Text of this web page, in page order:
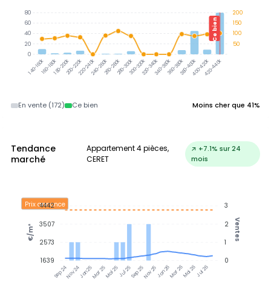
140-160k160-180k180-200k200-220k220-240k240-260k260-280k280-300k300-320k320-340k340-360k360-380k380-400k400-420k420-440k
Ce bien
200
150
100
50
80
60
40
20
0
En vente (172) Ce bien Moins cher que 41%
Tendance
marché
Appartement 4 pièces,
CERET
↗ +7.1% sur 24
mois
Sep 24Nov 24Jan 25Mar 25Mai 25Jul 25Sep 25Nov 25Jan 26Mar 26Mai 26Jul 26
Prix annonce 3
2
1
0
Ventes
4442
3507
2573
1639
€/m²